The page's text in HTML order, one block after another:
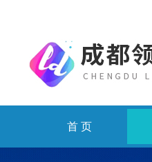
首 页